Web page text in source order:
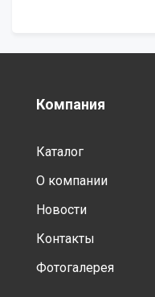
Компания
Каталог
О компании
Новости
Контакты
Фотогалерея